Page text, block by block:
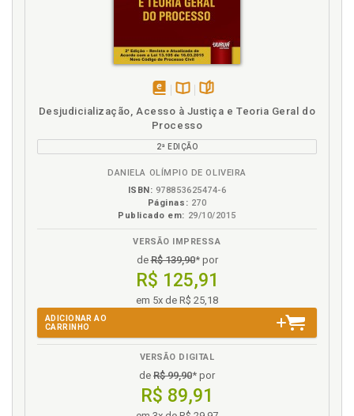
em
Desjudicialização, Acesso à Justiça e Teoria Geral do
Processo
2ª EDIÇÃO
DANIELA OLÍMPIO DE OLIVEIRA
ISBN: 978853625474-6
Páginas: 270
Publicado em: 29/10/2015
VERSÃO IMPRESSA
deR$ 139,90* por
R$ 125,91
em 5x de R$ 25,18
ADICIONAR AO
CARRINHO
VERSÃO DIGITAL
de R$ 99,90* por
R$ 89,91